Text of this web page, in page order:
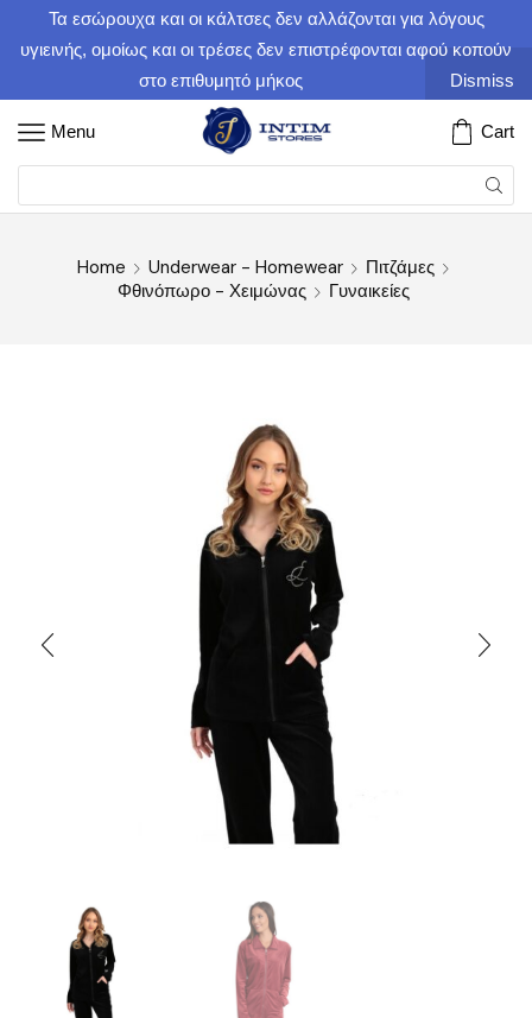
Τα εσώρουχα και οι κάλτσες δεν αλλάζονται για λόγους
υγιεινής, ομοίως και οι τρέσες δεν επιστρέφονται αφού κοπούν
στο επιθυμητό μήκος
Dismiss
Menu Cart
Home Underwear - Homewear
Πιτζάμες
Φθινόπωρο - Χειμώνας
Γυναικείες